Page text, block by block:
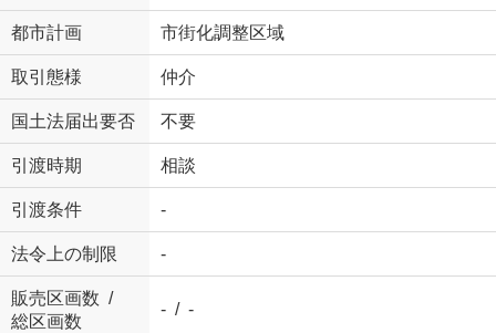
都市計画 市街化調整区域
取引態様 仲介
国土法届出要否 不要
引渡時期 相談
引渡条件 -
法令上の制限 -
販売区画数 /
総区画数
- / -